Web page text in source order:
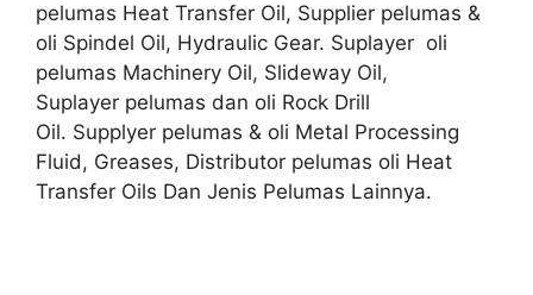
pelumas Heat Transfer Oil, Supplier pelumas &
oli Spindel Oil, Hydraulic Gear. Suplayer oli
pelumas Machinery Oil, Slideway Oil,
Suplayer pelumas dan oli Rock Drill
Oil. Supplyer pelumas & oli Metal Processing
Fluid, Greases, Distributor pelumas oli Heat
Transfer Oils Dan Jenis Pelumas Lainnya.